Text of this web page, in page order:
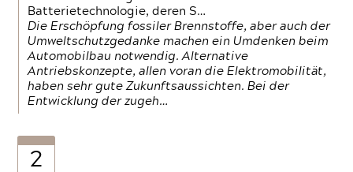
Batterietechnologie, deren S…
Die Erschöpfung fossiler Brennstoffe, aber auch der
Umweltschutzgedanke machen ein Umdenken beim
Automobilbau notwendig. Alternative
Antriebskonzepte, allen voran die Elektromobilität,
haben sehr gute Zukunftsaussichten. Bei der
Entwicklung der zugeh…
2